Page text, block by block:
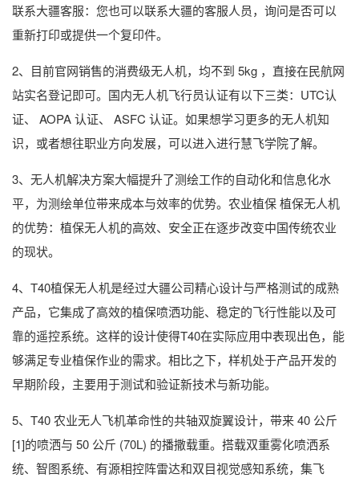
联系大疆客服：您也可以联系大疆的客服人员，询问是否可以
重新打印或提供一个复印件。
2、目前官网销售的消费级无人机，均不到 5kg ，直接在民航网
站实名登记即可。国内无人机飞行员认证有以下三类：UTC认
证、 AOPA 认证、 ASFC 认证。如果想学习更多的无人机知
识，或者想往职业方向发展，可以进入进行慧飞学院了解。
3、无人机解决方案大幅提升了测绘工作的自动化和信息化水
平，为测绘单位带来成本与效率的优势。农业植保 植保无人机
的优势：植保无人机的高效、安全正在逐步改变中国传统农业
的现状。
4、T40植保无人机是经过大疆公司精心设计与严格测试的成熟
产品，它集成了高效的植保喷洒功能、稳定的飞行性能以及可
靠的遥控系统。这样的设计使得T40在实际应用中表现出色，能
够满足专业植保作业的需求。相比之下，样机处于产品开发的
早期阶段，主要用于测试和验证新技术与新功能。
5、T40 农业无人飞机革命性的共轴双旋翼设计，带来 40 公斤
[1]的喷洒与 50 公斤 (70L) 的播撒载重。搭载双重雾化喷洒系
统、智图系统、有源相控阵雷达和双目视觉感知系统，集飞